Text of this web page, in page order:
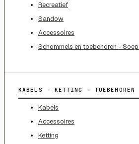
Recreatief
Sandow
Accessoires
Schommels en toebehoren -
KABELS - KETTING - TOEBEHOREN
Kabels
Accessoires
Ketting